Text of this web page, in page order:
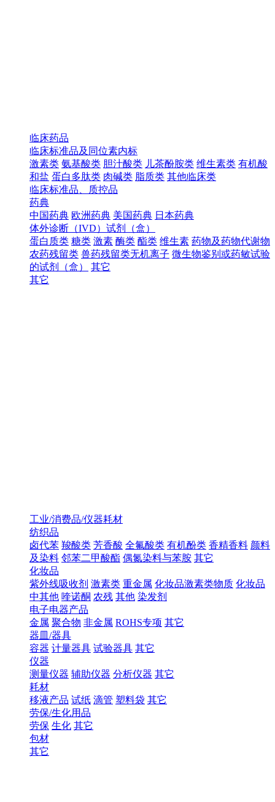
临床药品
临床标准品及同位素内标
激素类 氨基酸类 胆汁酸类 儿茶酚胺类 维生素类 有机酸
和盐 蛋白多肽类 肉碱类 脂质类 其他临床类
临床标准品、质控品
药典
中国药典 欧洲药典 美国药典 日本药典
体外诊断（IVD）试剂（盒）
蛋白质类 糖类 激素 酶类 酯类 维生素 药物及药物代谢物
农药残留类 兽药残留类无机离子 微生物鉴别或药敏试验
的试剂（盒）
其它
其它
工业/消费品/仪器耗材
纺织品
卤代苯 羧酸类 芳香酸 全氟酸类 有机酚类 香精香料 颜料
及染料 邻苯二甲酸酯 偶氮染料与苯胺 其它
化妆品
紫外线吸收剂 激素类 重金属 化妆品激素类物质 化妆品
中其他 喹诺酮 农残 其他 染发剂
电子电器产品
金属 聚合物 非金属 ROHS专项 其它
器皿/器具
容器 计量器具 试验器具 其它
仪器
测量仪器 辅助仪器 分析仪器 其它
耗材
移液产品 试纸 滴管 塑料袋 其它
劳保/生化用品
劳保 生化 其它
包材
其它